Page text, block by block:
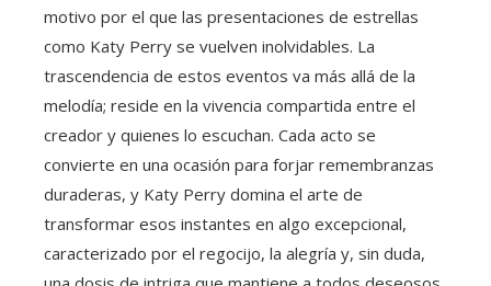
motivo por el que las presentaciones de estrellas
como Katy Perry se vuelven inolvidables. La
trascendencia de estos eventos va más allá de la
melodía; reside en la vivencia compartida entre el
creador y quienes lo escuchan. Cada acto se
convierte en una ocasión para forjar remembranzas
duraderas, y Katy Perry domina el arte de
transformar esos instantes en algo excepcional,
caracterizado por el regocijo, la alegría y, sin duda,